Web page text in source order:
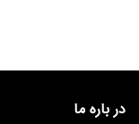
در باره ما